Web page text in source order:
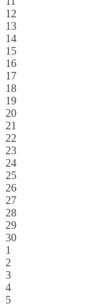
12
13
14
15
16
17
18
19
20
21
22
23
24
25
26
27
28
29
30
1
2
3
4
5